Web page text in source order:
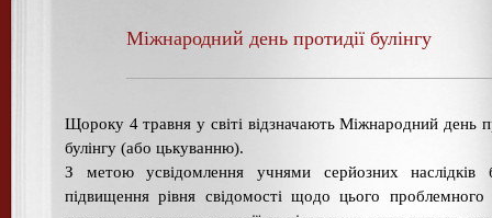
Міжнародний день протидії булінгу
Щороку 4 травня у світі відзначають Міжнародний день
булінгу (або цькуванню).
З метою усвідомлення учнями серйозних наслідків
підвищення рівня свідомості щодо цього